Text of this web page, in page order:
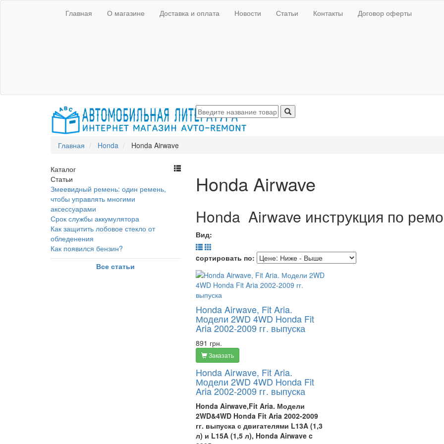
Главная О магазине Доставка и оплата Новости Статьи Контакты Договор оферты
Главная Honda Honda Airwave
Каталог
Статьи
Змеевидный ремень: один ремень,
чтобы управлять многими
аксессуарами
Срок службы аккумулятора
Как защитить лобовое стекло от
обледенения
Как появился бензин?
Все статьи
Honda Airwave
Honda Airwave инструкция по
Вид:
cортировать по:
Honda Airwave, Fit Aria.
Модели 2WD 4WD Honda Fit
Aria 2002-2009 гг. выпуска
891 грн.
Заказать
Honda Airwave, Fit Aria.
Модели 2WD 4WD Honda Fit
Aria 2002-2009 гг. выпуска
Honda Airwave,Fit Aria. Модели
2WD&4WD Honda Fit Aria 2002-2009
гг. выпуска с двигателями L13A (1,3
л) и L15A (1,5 л), Honda Airwave c